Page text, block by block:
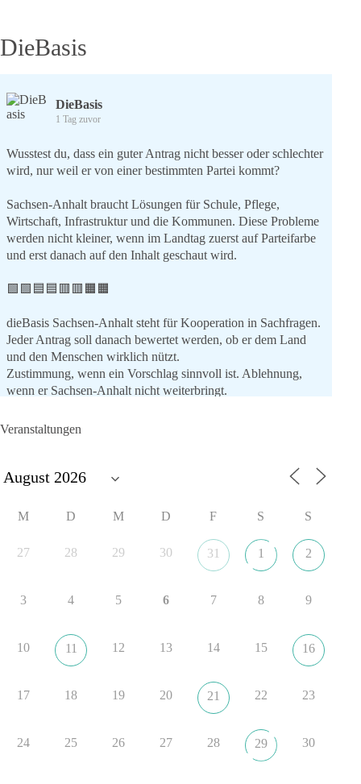
DieBasis
DieBasis
1 Tag zuvor
Wusstest du, dass ein guter Antrag nicht besser oder schlechter
wird, nur weil er von einer bestimmten Partei kommt?
Sachsen-Anhalt braucht Lösungen für Schule, Pflege,
Wirtschaft, Infrastruktur und die Kommunen. Diese Probleme
werden nicht kleiner, wenn im Landtag zuerst auf Parteifarbe
und erst danach auf den Inhalt geschaut wird.
🟩🟩🟦🟦🟥🟥🟧🟧
dieBasis Sachsen-Anhalt steht für Kooperation in Sachfragen.
Jeder Antrag soll danach bewertet werden, ob er dem Land
und den Menschen wirklich nützt.
Zustimmung, wenn ein Vorschlag sinnvoll ist. Ablehnung,
wenn er Sachsen-Anhalt nicht weiterbringt.
💬 Was ist dir wichtiger: der Absender eines Antrags oder das
#dieBasis #sachsenanhalt
👉 Folgen:
1 Tag zuvor
⚡ Vorsorge ist richtig. Aber Vorsorge ersetzt keine verlässliche
Bundesnetzagentur mit einer „Sicherheitsplattform Strom“
Maßnahmen für den Fall einer länger anhaltenden
Veranstaltungen
M D M D F S S
27 28 29 30 31 1 2
3 4 5 6 7 8 9
10 11 12 13 14 15 16
17 18 19 20 21 22 23
24 25 26 27 28 29 30